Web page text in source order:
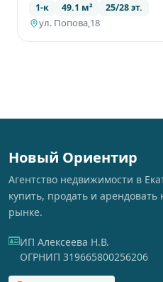
1-к 49.1 м² 25/28 эт.
ул. Попова,18
Новый Ориентир
Агентство недвижимости в
купить, продать и
рынке.
ИП Алексеева Н.В.
ОГРНИП 319665800256206